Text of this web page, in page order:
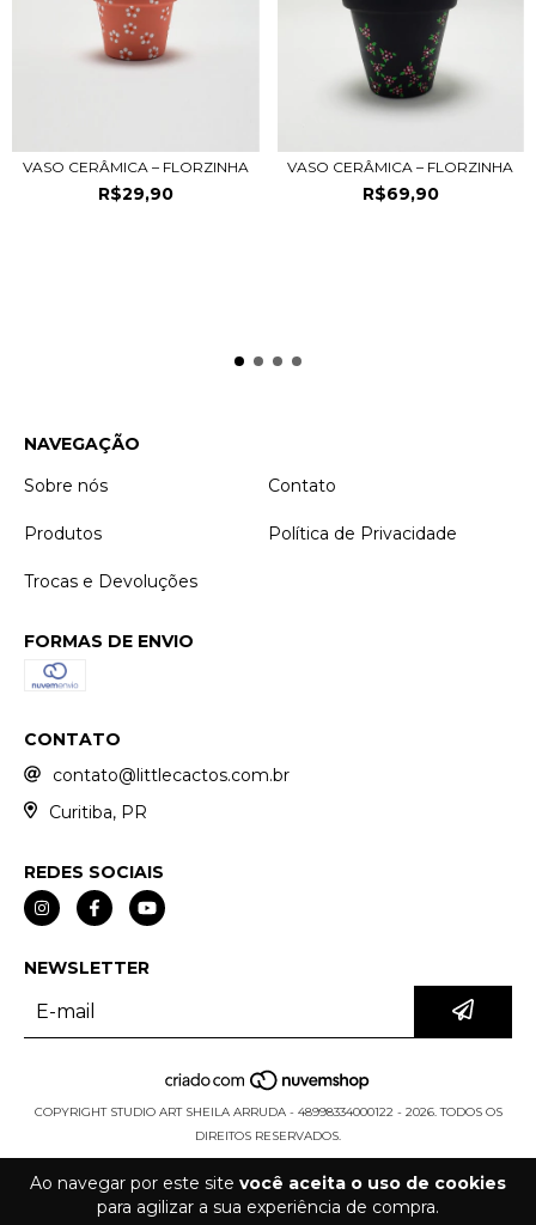
Ao navegar por este site você aceita o uso de cookies
para agilizar a sua experiência de compra.
VASO CERÂMICA – FLORZINHA
R$29,90
VASO CERÂMICA – FLORZINHA
R$69,90
NAVEGAÇÃO
Sobre nós
Contato
Produtos Política de Privacidade
Trocas e Devoluções
FORMAS DE ENVIO
CONTATO
contato@littlecactos.com.br
Curitiba, PR
REDES SOCIAIS
NEWSLETTER
COPYRIGHT STUDIO ART SHEILA ARRUDA - 48998334000122 - 2026. TODOS OS
DIREITOS RESERVADOS.